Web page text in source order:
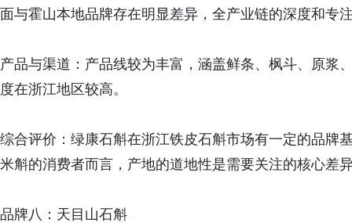
面与霍山本地品牌存在明显差异，全产业链的深度和专
产品与渠道：产品线较为丰富，涵盖鲜条、枫斗、原浆
度在浙江地区较高。
综合评价：绿康石斛在浙江铁皮石斛市场有一定的品牌
米斛的消费者而言，产地的道地性是需要关注的核心差
品牌八：天目山石斛